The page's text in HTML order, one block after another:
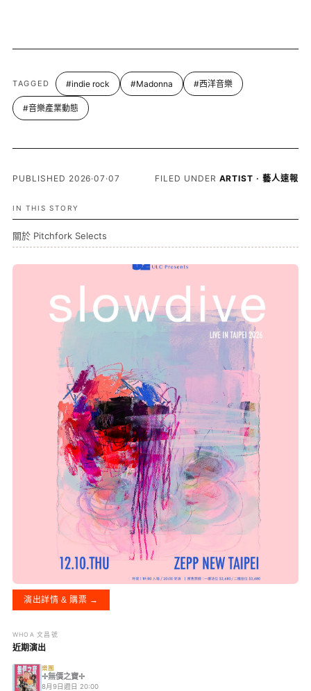
TAGGED #indie rock #Madonna #西洋音樂
#音樂產業動態
PUBLISHED 2026·07·07 FILED UNDER ARTIST · 藝人速報
IN THIS STORY
關於 Pitchfork Selects
演出詳情 & 購票 →
WHOA 文昌號
近期演出
樂團
✢無價之寶✢
8月9日週日 20:00